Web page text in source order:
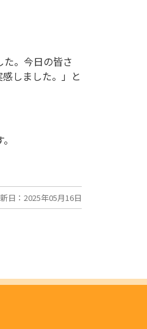
。今日の皆さ
しました。」と
日：2025年05月16日